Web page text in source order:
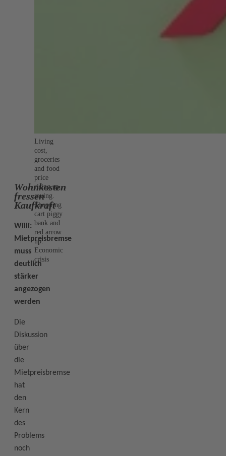
Living
cost,
groceries
and food
price
rising up,
saving.
Shopping
cart piggy
bank and
red arrow
up.
Economic
crisis
Wohnkosten
fressen
Kaufkraft
Willi:
Mietpreisbremse
muss
deutlich
stärker
angezogen
werden
Die
Diskussion
über
die
Mietpreisbremse
hat
den
Kern
des
Problems
noch